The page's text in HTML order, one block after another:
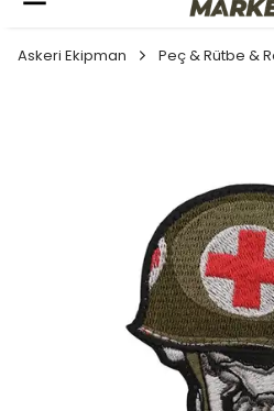
Askeri Ekipman Peç & Rütbe &